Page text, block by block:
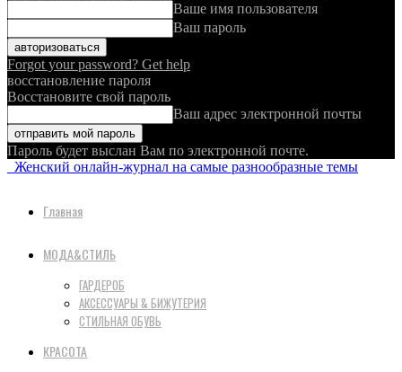
Ваше имя пользователя
Ваш пароль
Forgot your password? Get help
восстановление пароля
Восстановите свой пароль
Ваш адрес электронной почты
Пароль будет выслан Вам по электронной почте.
Женский онлайн-журнал на самые разнообразные темы
Главная
МОДА&СТИЛЬ
ГАРДЕРОБ
АКСЕССУАРЫ & БИЖУТЕРИЯ
СТИЛЬНАЯ ОБУВЬ
КРАСОТА